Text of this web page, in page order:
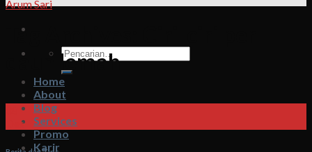
Pencarian
untuk:
Home
About
Blog
Services
Promo
Karir
Tag Archives:
daun lemah
Des